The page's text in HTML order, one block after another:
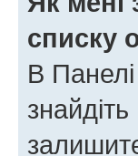
списку
В